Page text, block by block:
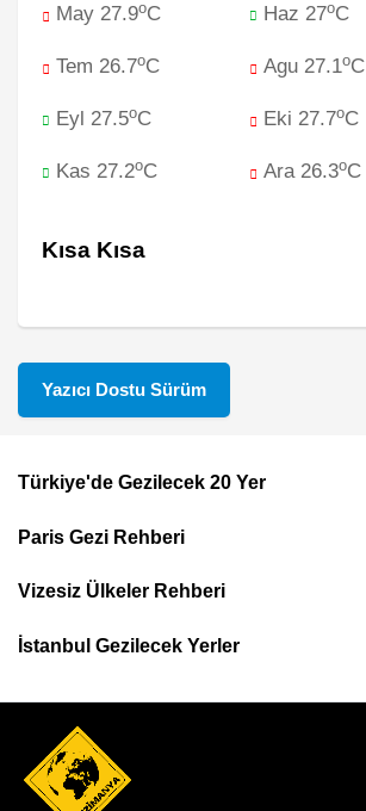
May 27.9oC Haz 27oC
Tem 26.7oC Agu 27.1oC
Eyl 27.5oC Eki 27.7oC
Kas 27.2oC Ara 26.3oC
Kısa Kısa
Yazıcı Dostu Sürüm
Top
Menu
Türkiye'de Gezilecek 20 Yer
Paris Gezi Rehberi
Vizesiz Ülkeler Rehberi
İstanbul Gezilecek Yerler